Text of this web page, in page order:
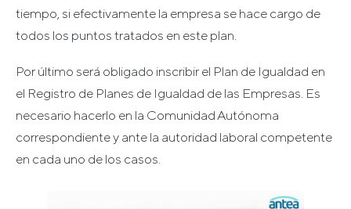
tiempo, si efectivamente la empresa se hace cargo de
todos los puntos tratados en este plan.
Por último será obligado inscribir el Plan de Igualdad en
el Registro de Planes de Igualdad de las Empresas. Es
necesario hacerlo en la Comunidad Autónoma
correspondiente y ante la autoridad laboral competente
en cada uno de los casos.